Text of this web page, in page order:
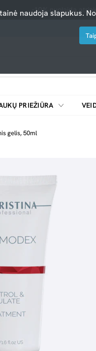
-10% nuolaida
PRIEŽIŪRA
gelis, 50ml
naudoja slapukus.